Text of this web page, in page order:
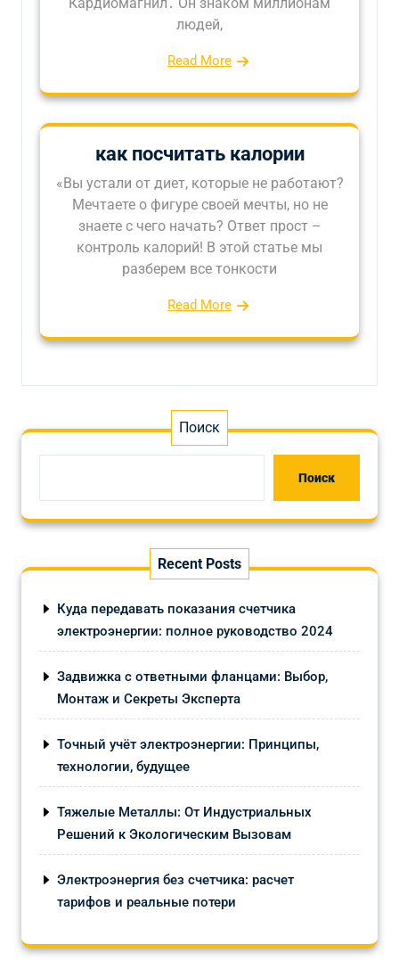
людей,
Read More
как посчитать калории
«Вы устали от диет, которые не работают?
Мечтаете о фигуре своей мечты, но не
знаете с чего начать? Ответ прост –
контроль калорий! В этой статье мы
разберем все тонкости
Read More
Поиск
Поиск
Recent Posts
Куда передавать показания счетчика
электроэнергии: полное руководство 2024
Задвижка с ответными фланцами: Выбор,
Монтаж и Секреты Эксперта
Точный учёт электроэнергии: Принципы,
технологии, будущее
Тяжелые Металлы: От Индустриальных
Решений к Экологическим Вызовам
Электроэнергия без счетчика: расчет
тарифов и реальные потери